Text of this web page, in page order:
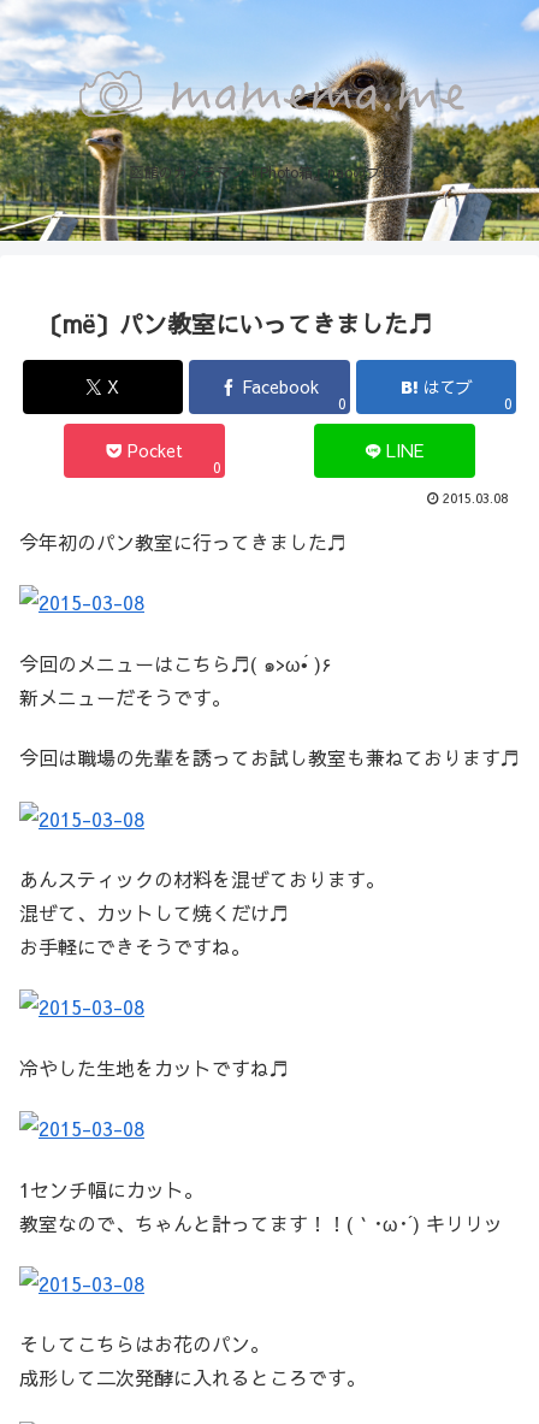
函館のカメラマン『Photo箱』naoのブログ
〔më〕パン教室にいってきました♬
X Facebook
0
はてブ
0
Pocket
0
LINE
2015.03.08
今年初のパン教室に行ってきました♬
今回のメニューはこちら♬( ๑>ω•́ )۶
新メニューだそうです。
今回は職場の先輩を誘ってお試し教室も兼ねております♬
あんスティックの材料を混ぜております。
混ぜて、カットして焼くだけ♬
お手軽にできそうですね。
冷やした生地をカットですね♬
1センチ幅にカット。
教室なので、ちゃんと計ってます！！(｀･ω･´) キリリッ
そしてこちらはお花のパン。
成形して二次発酵に入れるところです。